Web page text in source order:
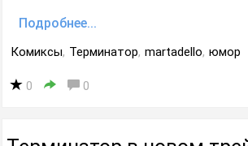
Подробнее...
Комиксы, Терминатор, martadello, юмор
0 0